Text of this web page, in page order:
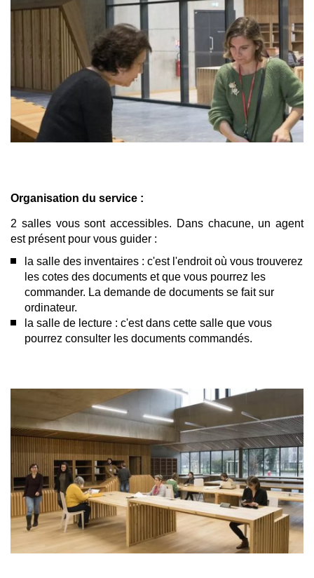
grand
Organisation du service :
2 salles vous sont accessibles. Dans chacune, un agent
est présent pour vous guider :
la salle des inventaires : c'est l'endroit où vous trouverez
les cotes des documents et que vous pourrez les
commander. La demande de documents se fait sur
ordinateur.
la salle de lecture : c'est dans cette salle que vous
pourrez consulter les documents commandés.
Afficher
l'image
en
grand